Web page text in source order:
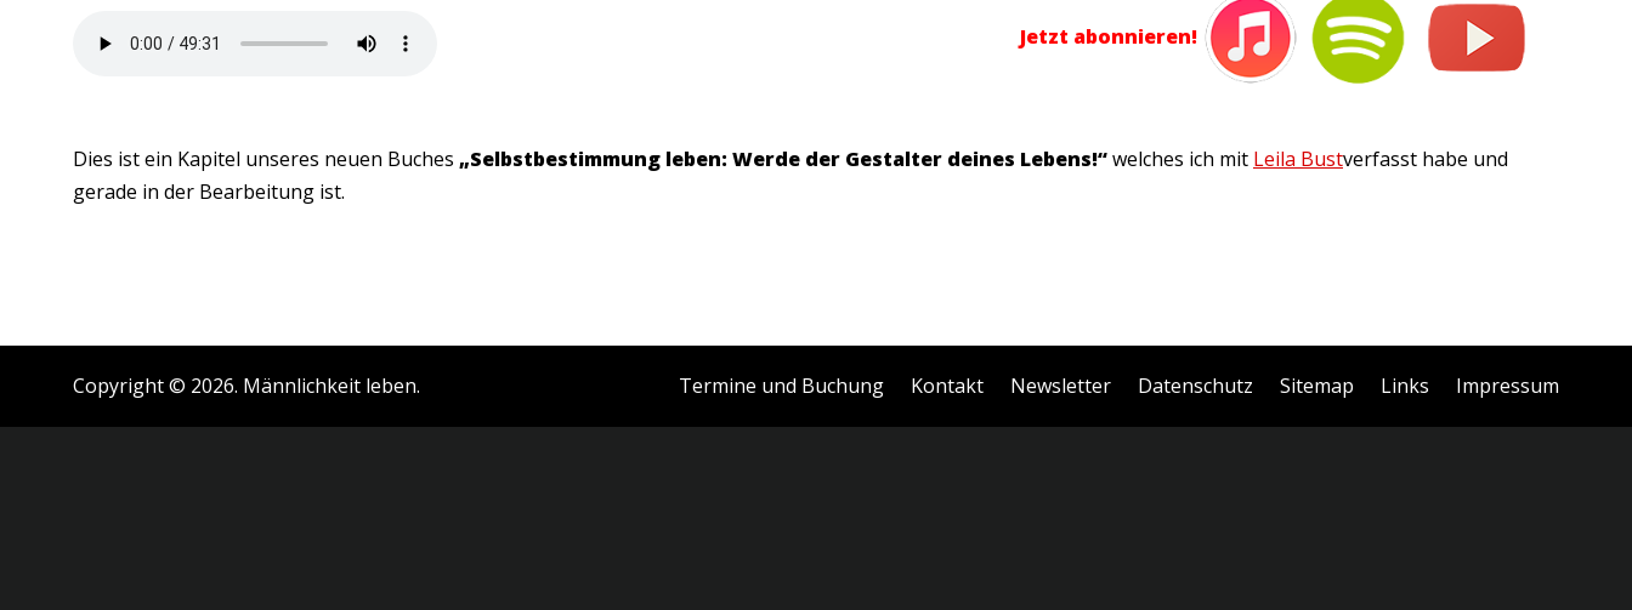
Jetzt abonnieren!
Dies ist ein Kapitel unseres neuen Buches „Selbstbestimmung leben: Werde der Gestalter deines Lebens!“welches ich mit Leila Bustverfasst habe und
gerade in der Bearbeitung ist.
Copyright © 2026. Männlichkeit leben. Termine und Buchung Kontakt Newsletter Datenschutz Sitemap Links Impressum